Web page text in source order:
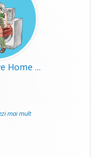
Home ...
mai mult